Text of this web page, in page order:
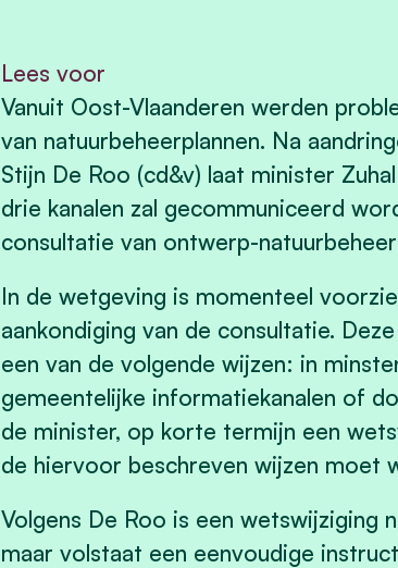
Lees voor
Vanuit Oost-Vlaanderen werden
van natuurbeheerplannen. Na
Stijn De Roo (cd&v) laat minister
drie kanalen zal gecommuniceerd
consultatie van ontwerp-
In de wetgeving is momenteel
aankondiging van de consultatie.
een van de volgende wijzen: in
gemeentelijke informatiekanalen of
de minister, op korte termijn een
de hiervoor beschreven wijzen moet
Volgens De Roo is een wetswijziging
maar volstaat een eenvoudige